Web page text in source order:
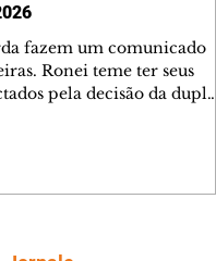
fazem um comunicado
Ronei teme ter seus
pela decisão da dupla.
país, e Eduarda se